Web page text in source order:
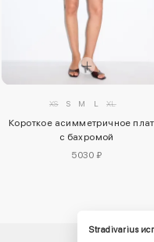
XS S M L XL
Короткое асимметричное
с бахромой
5030 ₽
Stradivarius